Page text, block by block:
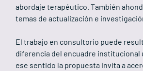
abordaje terapéutico. También
temas de actualización e
El trabajo en consultorio puede
diferencia del encuadre institucional
ese sentido la propuesta invita a